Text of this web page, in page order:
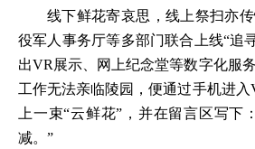
线下鲜花寄哀思，线上祭扫亦
役军人事务厅等多部门联合上线“追
出VR展示、网上纪念堂等数字化服务
工作无法亲临陵园，便通过手机进
上一束“云鲜花”，并在留言区写下
减。”